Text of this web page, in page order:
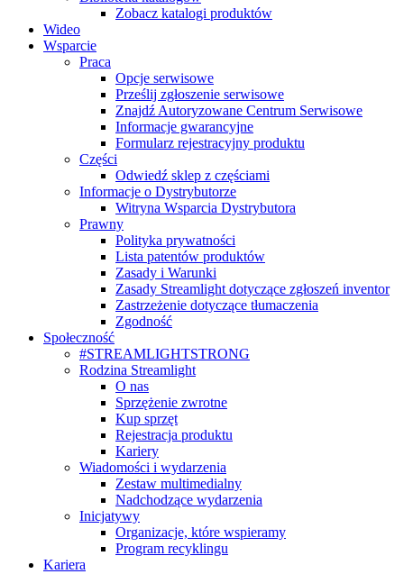
Zobacz katalogi produktów
Wideo
Wsparcie
Praca
Opcje serwisowe
Prześlij zgłoszenie serwisowe
Znajdź Autoryzowane Centrum Serwisowe
Informacje gwarancyjne
Formularz rejestracyjny produktu
Części
Odwiedź sklep z częściami
Informacje o Dystrybutorze
Witryna Wsparcia Dystrybutora
Prawny
Polityka prywatności
Lista patentów produktów
Zasady i Warunki
Zasady Streamlight dotyczące zgłoszeń inventor
Zastrzeżenie dotyczące tłumaczenia
Zgodność
Społeczność
#STREAMLIGHTSTRONG
Rodzina Streamlight
O nas
Sprzężenie zwrotne
Kup sprzęt
Rejestracja produktu
Kariery
Wiadomości i wydarzenia
Zestaw multimedialny
Nadchodzące wydarzenia
Inicjatywy
Organizacje, które wspieramy
Program recyklingu
Kariera